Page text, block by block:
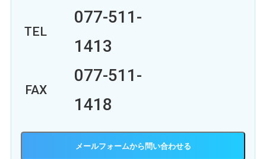
TEL
077-511-
1413
FAX
077-511-
1418
メールフォーム